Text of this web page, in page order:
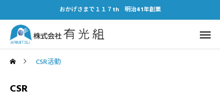
おかげさまで１１７th 明治41年創業
CSR活動
CSR